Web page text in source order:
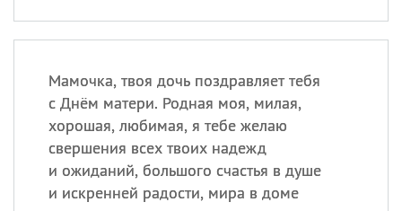
Мамочка, твоя дочь поздравляет тебя
с Днём матери. Родная моя, милая,
хорошая, любимая, я тебе желаю
свершения всех твоих надежд
и ожиданий, большого счастья в душе
и искренней радости, мира в доме